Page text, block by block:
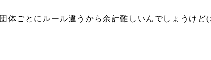
団体ごとにルール違うから余計難しいんでしょうけど